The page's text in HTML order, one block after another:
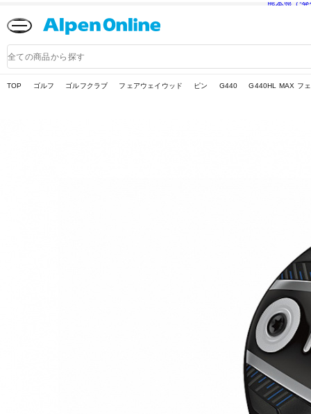
熊本県で
品
検
TOP
ゴルフ ゴルフクラブ フェアウェイウッド ピン G440 G440HL MAX フ